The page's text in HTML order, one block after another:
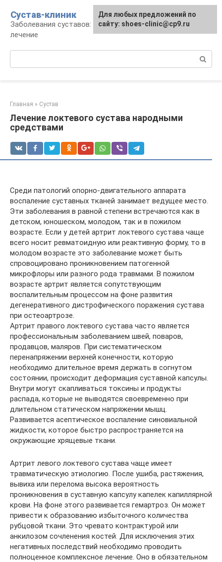
контенту
Сустав-клиник
Заболевания суставов: профилактика и
лечение
Главная » Сустав
Лечение локтевого сустава народными
средствами
Среди патологий опорно-двигательного аппарата
воспаление суставных тканей занимает ведущее место.
Эти заболевания в равной степени встречаются как в
детском, юношеском, молодом, так и в пожилом
возрасте. Если у детей артрит локтевого сустава чаще
всего носит ревматоидную или реактивную форму, то в
молодом возрасте это заболевание может быть
спровоцировано проникновением патогенной
микрофлоры или разного рода травмами. В пожилом
возрасте артрит является сопутствующим
воспалительным процессом на фоне развития
дегенеративного дистрофического поражения сустава
при остеоартрозе.
Артрит правого локтевого сустава часто является
профессиональным заболеванием швей, поваров,
продавцов, маляров. При систематическом
перенапряжении верхней конечности, которую
необходимо длительное время держать в согнутом
состоянии, происходит деформация суставной капсулы.
Внутри могут скапливаться токсины и продукты
распада, которые не выводятся своевременно при
длительном статическом напряжении мышц.
Развивается асептическое воспаление синовиальной
жидкости, которое быстро распространяется на
окружающие хрящевые ткани.
Артрит левого локтевого сустава чаще имеет
травматическую этиологию. После ушиба, растяжения,
вывиха или перелома высока вероятность
проникновения в суставную капсулу капелек капиллярной
крови. На фоне этого развивается гемартроз. Он может
привести к образованию избыточного количества
рубцовой ткани. Это чревато контрактурой или
анкилозом сочленения костей. Для исключения этих
негативных последствий необходимо проводить
полноценное комплексное лечение. Оно в обязательном
Для любых предложений по
сайту: shoes-clinic@cp9.ru